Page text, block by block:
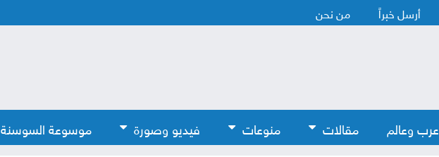
أرسل خبراً من نحن
عرب وعالم مقالات منوعات فيديو وصورة موسوعة السوسنة